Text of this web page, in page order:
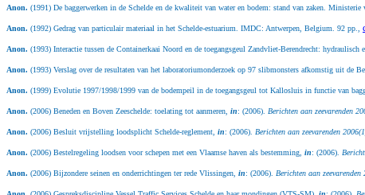
Anon. (1991) De baggerwerken in de Schelde en de kwaliteit van water en bodem: stand van zaken.
Anon. (1992) Gedrag van particulair materiaal in het Schelde-estuarium. IMDC: Antwerpen, Belgium. 92 pp.,
Anon. (1993) Interactie tussen de Containerkaai Noord en de toegangsgeul Zandvliet-Berendrecht:
Anon. (1993) Verslag over de resultaten van het laboratoriumonderzoek op 97 slibmonsters afkomstig uit de
Anon. (1999) Evolutie 1997/1998/1999 van de bodempeil in de toegangsgeul tot Kallosluis in functie van
Anon. (2006) Beneden en Boven Zeeschelde: toelating tot aanmeren, in: (2006). Berichten aan zeevarenden
Anon. (2006) Besluit vrijstelling loodsplicht Schelde-reglement, in: (2006). Berichten aan zeevarenden
Anon. (2006) Bestelregeling loodsen voor schepen met een Vlaamse haven als bestemming, in: (2006).
Anon. (2006) Bijzondere seinen en onderrichtingen ter rede Vlissingen, in: (2006). Berichten aan zeevarenden